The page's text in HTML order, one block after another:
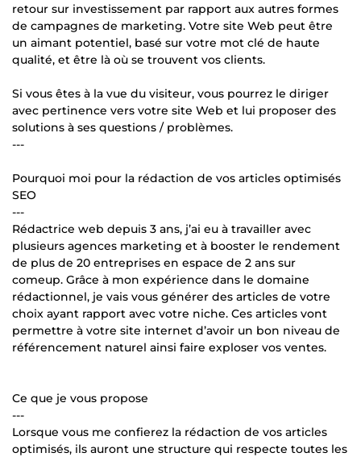
retour sur investissement par rapport aux autres formes
de campagnes de marketing. Votre site Web peut être
un aimant potentiel, basé sur votre mot clé de haute
qualité, et être là où se trouvent vos clients.
Si vous êtes à la vue du visiteur, vous pourrez le diriger
avec pertinence vers votre site Web et lui proposer des
solutions à ses questions / problèmes.
---
Pourquoi moi pour la rédaction de vos articles optimisés
SEO
---
Rédactrice web depuis 3 ans, j’ai eu à travailler avec
plusieurs agences marketing et à booster le rendement
de plus de 20 entreprises en espace de 2 ans sur
comeup. Grâce à mon expérience dans le domaine
rédactionnel, je vais vous générer des articles de votre
choix ayant rapport avec votre niche. Ces articles vont
permettre à votre site internet d’avoir un bon niveau de
référencement naturel ainsi faire exploser vos ventes.
Ce que je vous propose
---
Lorsque vous me confierez la rédaction de vos articles
optimisés, ils auront une structure qui respecte toutes les